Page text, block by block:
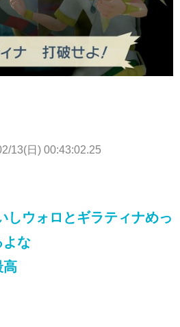
13(日) 00:43:02.25
しウォロとギラティナめっ
よな
高